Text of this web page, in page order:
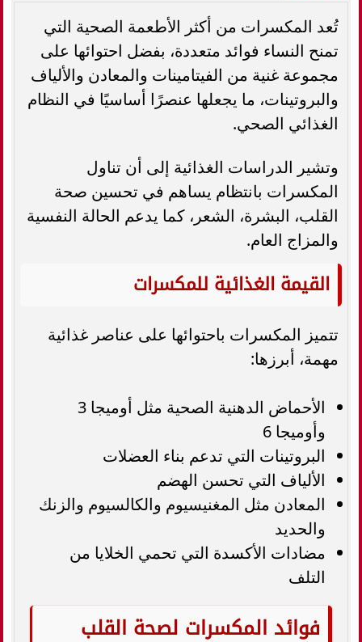
تُعد المكسرات من أكثر الأطعمة الصحية التي
تمنح النساء فوائد متعددة، بفضل احتوائها على
مجموعة غنية من الفيتامينات والمعادن والألياف
والبروتينات، ما يجعلها عنصرًا أساسيًا في النظام
الغذائي الصحي.
وتشير الدراسات الغذائية إلى أن تناول
المكسرات بانتظام يساهم في تحسين صحة
القلب، البشرة، الشعر، كما يدعم الحالة النفسية
والمزاج العام.
القيمة الغذائية للمكسرات
تتميز المكسرات باحتوائها على عناصر غذائية
مهمة، أبرزها:
الأحماض الدهنية الصحية مثل أوميجا 3
وأوميجا 6
البروتينات التي تدعم بناء العضلات
الألياف التي تحسن الهضم
المعادن مثل المغنيسيوم والكالسيوم والزنك
والحديد
مضادات الأكسدة التي تحمي الخلايا من
التلف
فوائد المكسرات لصحة القلب